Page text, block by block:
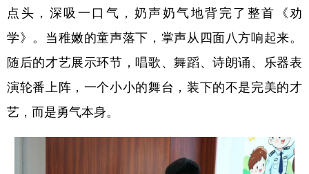
广东 广西 海南 重庆
四川 贵州 云南 西藏
陕西 甘肃 青海 宁夏
点头，深吸一口气，奶声奶气地背完了整首《劝
学》。当稚嫩的童声落下，掌声从四面八方响起来。
随后的才艺展示环节，唱歌、舞蹈、诗朗诵、乐器表
演轮番上阵，一个小小的舞台，装下的不是完美的才
艺，而是勇气本身。